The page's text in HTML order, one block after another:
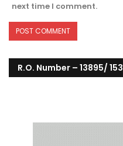
next time I comment.
R.O. Number – 13895/ 153